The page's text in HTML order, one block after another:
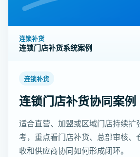
连锁补货
连锁门店补货系统案例
连锁补货
连锁门店补货协同案例
适合直营、加盟或区域门店持续扩
考，重点看门店补货、总部审核、
收和供应商协同如何形成闭环。